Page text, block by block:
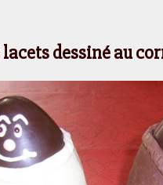
lacets dessiné au